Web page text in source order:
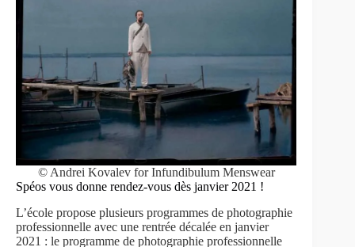
© Andrei Kovalev for Infundibulum Menswear
Spéos vous donne rendez-vous dès janvier 2021 !
L’école propose plusieurs programmes de photographie
professionnelle avec une rentrée décalée en janvier
2021 : le programme de photographie professionnelle